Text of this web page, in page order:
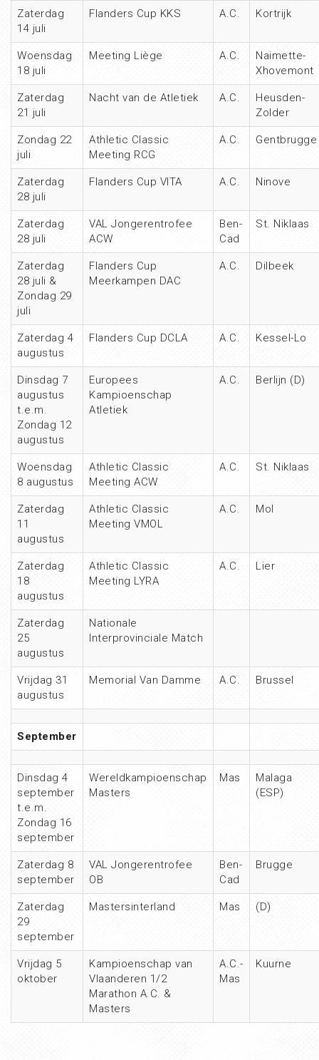
Zaterdag
14 juli
Flanders Cup KKS A.C. Kortrijk
Woensdag
18 juli
Meeting Liège A.C.
Naimette-
Xhovemont
Zaterdag
21 juli
Nacht van de Atletiek A.C.
Heusden-
Zolder
Zondag 22
juli
Athletic Classic
Meeting RCG
A.C. Gentbrugge
Zaterdag
28 juli
Flanders Cup VITA A.C. Ninove
Zaterdag
28 juli
VAL Jongerentrofee
ACW
Ben-
Cad
St. Niklaas
Zaterdag
28 juli &
Zondag 29
juli
Flanders Cup
Meerkampen DAC
A.C. Dilbeek
Zaterdag 4
augustus
Flanders Cup DCLA A.C. Kessel-Lo
Dinsdag 7
augustus
t.e.m.
Zondag 12
augustus
Europees
Kampioenschap
Atletiek
A.C. Berlijn (D)
Woensdag
8 augustus
Athletic Classic
Meeting ACW
A.C. St. Niklaas
Zaterdag
11
augustus
Athletic Classic
Meeting VMOL
A.C. Mol
Zaterdag
18
augustus
Athletic Classic
Meeting LYRA
A.C. Lier
Zaterdag
25
augustus
Nationale
Interprovinciale Match
Vrijdag 31
augustus
Memorial Van Damme A.C. Brussel
September
Dinsdag 4
september
t.e.m.
Zondag 16
september
Wereldkampioenschap
Masters
Mas
Malaga
(ESP)
Zaterdag 8
september
VAL Jongerentrofee
OB
Ben-
Cad
Brugge
Zaterdag
29
september
Mastersinterland Mas (D)
Vrijdag 5
oktober
Kampioenschap van
Vlaanderen 1/2
Marathon A.C. &
Masters
A.C.-
Mas
Kuurne